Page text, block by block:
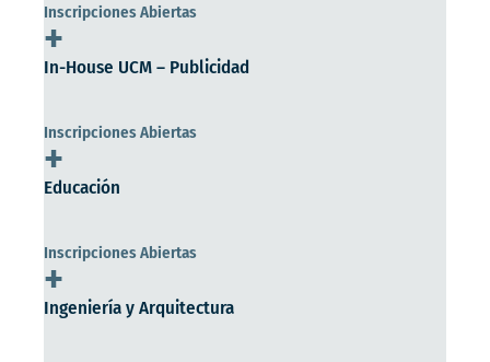
Inscripciones Abiertas
+
In-House UCM – Publicidad
Inscripciones Abiertas
+
Educación
Inscripciones Abiertas
+
Ingeniería y Arquitectura